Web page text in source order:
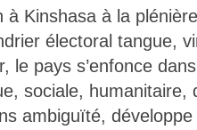
à Kinshasa à la
électoral tangue,
pays s’enfonce dans
sociale, humanitaire,
ambiguïté,